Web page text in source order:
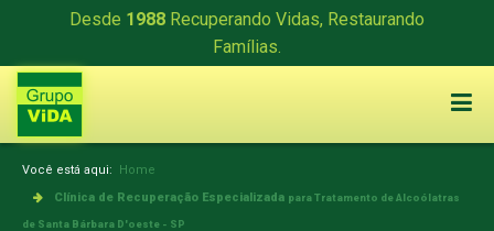
Desde 1988 Recuperando Vidas, Restaurando
Famílias.
Você está aqui: Home
Clínica de Recuperação Especializada para Tratamento de Alcoólatras
de Santa Bárbara D'oeste - SP